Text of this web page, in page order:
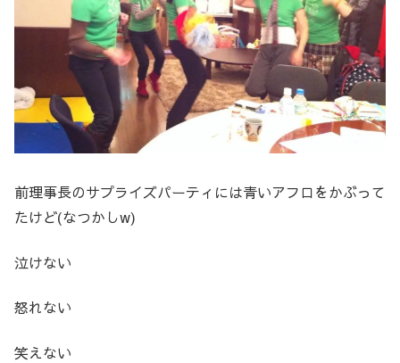
前理事長のサプライズパーティには青いアフロをかぶって
たけど(なつかしw)
泣けない
怒れない
笑えない